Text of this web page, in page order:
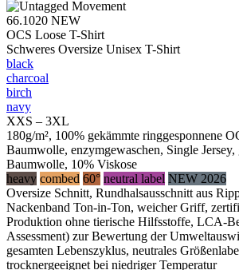
66.1020 NEW
OCS Loose T-Shirt
Schweres Oversize Unisex T-Shirt
black
charcoal
birch
navy
XXS – 3XL
180g/m², 100% gekämmte ringgesponnene
Baumwolle, enzymgewaschen, Single
Baumwolle, 10% Viskose
heavy combed 60° neutral label NEW 2026
Oversize Schnitt, Rundhalsausschnitt aus
Nackenband Ton-in-Ton, weicher Griff,
Produktion ohne tierische Hilfsstoffe, LCA-
Assessment) zur Bewertung der
gesamten Lebenszyklus, neutrales
trocknergeeignet bei niedriger Temperatur